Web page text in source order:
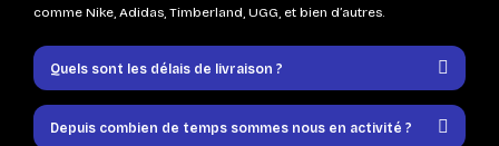
comme Nike, Adidas, Timberland, UGG, et bien d’autres.
Quels sont les délais de livraison ?
Depuis combien de temps sommes nous en activité ?